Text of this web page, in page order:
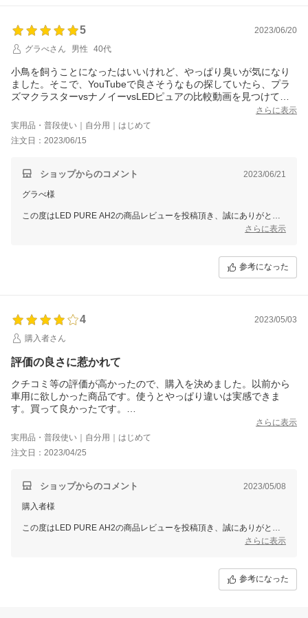
5
2023/06/20
グラべさん
男性 40代
小鳥を飼うことになったはいいけれど、やっぱり臭いが気になり
ました。そこで、YouTubeで良さそうなもの探していたら、プラ
ズマクラスターvsナノイーvsLEDピュアの比較動画を見つけて即
決しました。あさセットして夕方帰宅時臭いがほぼ無くなってま
した！これはオススメですね！ただ、本体が安っちいし、へパフ
ィルターがなかなか本体に入れにくいのと、どっちが上か書いて
なかったのが不満です。でも、仕事はしっかりします！オススメ
さらに表示
実用品・普段使い｜自分用｜はじめて
注文日：2023/06/15
ショップからのコメント 2023/06/21
グラべ様
この度はLED PURE AH2の商品レビューを投稿頂き、誠にありがとう
ご指摘をいただきましたフィルターの入れ方に関しましては
またウイルスや菌を外に逃がさないよう、ぴったりサイズでできており
ますので
すので
スタッフ一同またのご利用をお待ち申し上げております。
ありがとうございました。
さらに表示
参考になった
4
2023/05/03
購入者さん
評価の良さに惹かれて
クチコミ等の評価が高かったので、購入を決めました。以前から
車用に欲しかった商品です。使うとやっぱり違いは実感できま
す。買って良かったです。
初期段階のフィルターをはめセットする時の方法が、少し分かり
づらかったので星は4つにしました。私がきちんと完成形を把握し
て外せば良かっただけだけど、同じような人はいるはずです。
「コードを中に通して」とか追記して欲しいです。
さらに表示
実用品・普段使い｜自分用｜はじめて
注文日：2023/04/25
ショップからのコメント 2023/05/08
購入者様
この度はLED PURE AH2の商品レビューを投稿頂き、誠にありがとう
さらに表示
参考になった